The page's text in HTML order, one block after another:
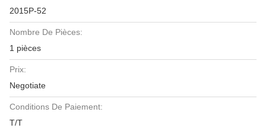
2015P-52
Nombre De Pièces:
1 pièces
Prix:
Negotiate
Conditions De Paiement:
T/T